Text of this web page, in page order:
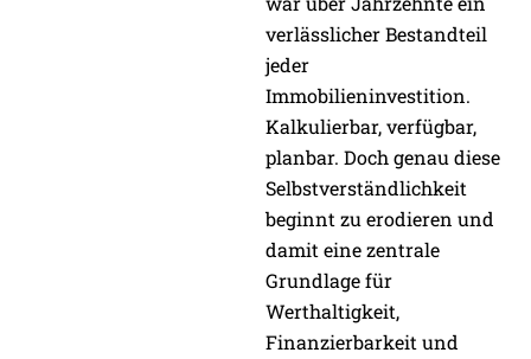
verlässlicher Bestandteil
jeder
Immobilieninvestition.
Kalkulierbar, verfügbar,
planbar. Doch genau diese
Selbstverständlichkeit
beginnt zu erodieren und
damit eine zentrale
Grundlage für
Werthaltigkeit,
Finanzierbarkeit und